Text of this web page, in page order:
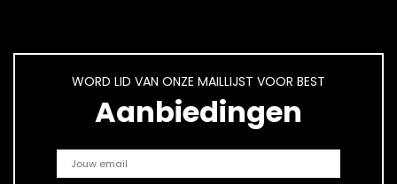
WORD LID VAN ONZE MAILLIJST VOOR BEST
Aanbiedingen